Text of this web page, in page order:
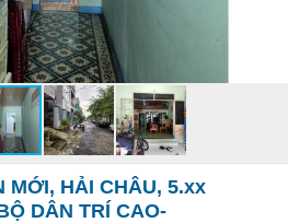
MỚI, HẢI CHÂU, 5.xx
DÂN TRÍ CAO-